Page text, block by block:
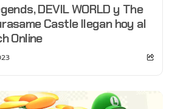
DEVIL WORLD y The
Castle llegan hoy al
Online